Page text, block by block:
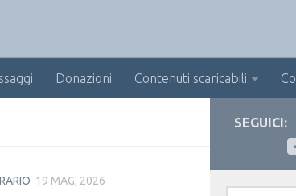
Donazioni Contenuti scaricabili
19 MAG, 2026
SEGUICI: